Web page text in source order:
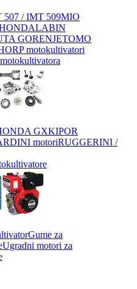
507 / IMT 509MIO
LABIN
GORENJETOMO
motokultivatori
GXKIPOR
motoriRUGGERINI /
Gume za
Ugradni motori za